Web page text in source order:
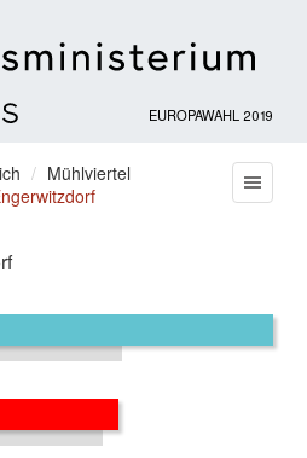
EUROPAWAHL 2019
Mühlviertel